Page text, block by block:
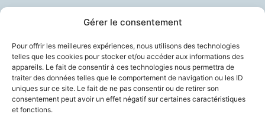
Gérer le consentement
Pour offrir les meilleures expériences, nous utilisons des technologies
telles que les cookies pour stocker et/ou accéder aux informations des
appareils. Le fait de consentir à ces technologies nous permettra de
traiter des données telles que le comportement de navigation ou les ID
uniques sur ce site. Le fait de ne pas consentir ou de retirer son
consentement peut avoir un effet négatif sur certaines caractéristiques
et fonctions.